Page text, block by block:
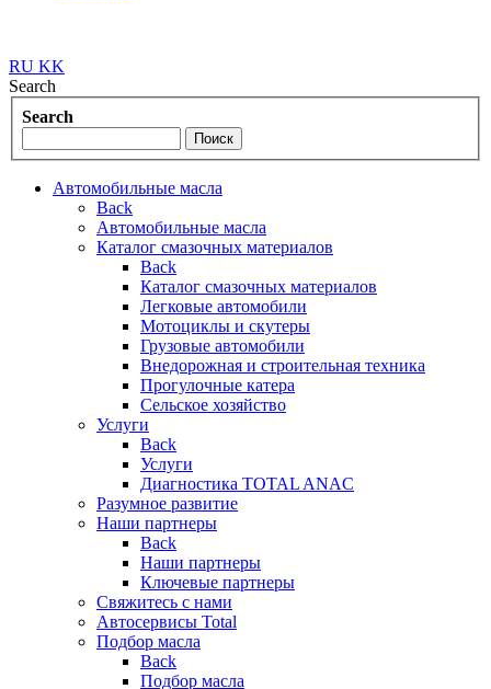
RU KK
Search
Search
Автомобильные масла
Back
Автомобильные масла
Каталог смазочных материалов
Back
Каталог смазочных материалов
Легковые автомобили
Мотоциклы и скутеры
Грузовые автомобили
Внедорожная и строительная техника
Прогулочные катера
Сельское хозяйство
Услуги
Back
Услуги
Диагностика TOTAL ANAC
Разумное развитие
Наши партнеры
Back
Наши партнеры
Ключевые партнеры
Свяжитесь с нами
Автосервисы Total
Подбор масла
Back
Подбор масла